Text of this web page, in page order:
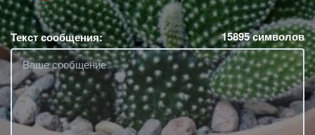
Текст сообщения: 15895символов